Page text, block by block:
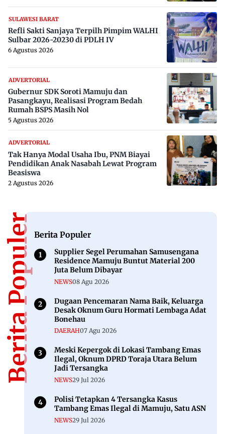
SULAWESI BARAT
Refli Sakti Sanjaya Terpilh Pimpim WALHI
Sulbar 2026-20230 di PDLH IV
6 Agustus 2026
ADVERTORIAL
Gubernur SDK Soroti Mamuju dan
Pasangkayu, Realisasi Program Bedah
Rumah BSPS Masih Nol
5 Agustus 2026
ADVERTORIAL
Tak Hanya Modal Usaha Ibu, PNM Biayai
Pendidikan Anak Nasabah Lewat Program
Beasiswa
2 Agustus 2026
Berita PopulerBerita Populer
Supplier Segel Perumahan Samusengana
Residence Mamuju Buntut Material 200
Juta Belum Dibayar
NEWS08 Agu 2026
Dugaan Pencemaran Nama Baik, Keluarga
Desak Oknum Guru Hormati Lembaga Adat
Bonehau
DAERAH07 Agu 2026
Meski Kepergok di Lokasi Tambang Emas
Ilegal, Oknum DPRD Toraja Utara Belum
Jadi Tersangka
NEWS29 Jul 2026
Polisi Tetapkan 4 Tersangka Kasus
Tambang Emas Ilegal di Mamuju, Satu ASN
NEWS29 Jul 2026